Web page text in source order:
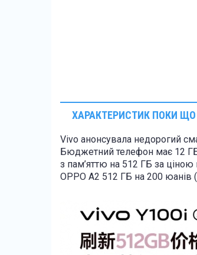
ХАРАКТЕРИСТИК ПОКИ
Vivo анонсувала недорогий
Бюджетний телефон має 12 ГБ
з пам’яттю на 512 ГБ за
OPPO A2 512 ГБ на 200 юанів